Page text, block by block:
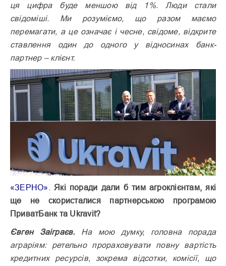
ця цифра буде меншою від 1%. Люди стали
свідоміші. Ми розуміємо, що разом маємо
перемагати, а це означає і чесне, свідоме, відкрите
ставлення один до одного у відносинах банк-
партнер – клієнт.
«ЗЕРНО».
Які поради дали б тим агроклієнтам, які
ще не скористалися партнерською програмою
ПриватБанк та Ukravit?
Євген Заіграєв. На мою думку, головна порада
аграріям: ретельно прораховувати повну вартість
кредитних ресурсів, зокрема відсотки, комісії, що